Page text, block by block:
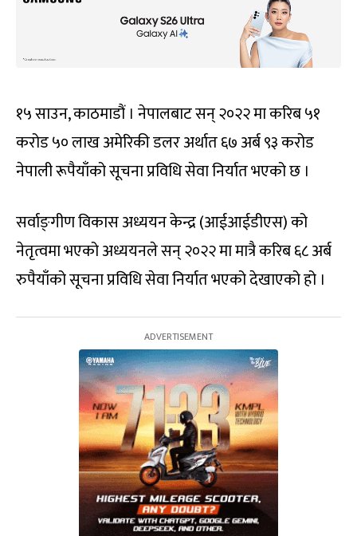
१५ साउन, काठमाडौं । नेपालबाट सन् २०२२ मा करिब ५१
करोड ५० लाख अमेरिकी डलर अर्थात ६७ अर्ब ९३ करोड
नेपाली रूपैयाँको सूचना प्रविधि सेवा निर्यात भएको छ ।
सर्वाङ्‍गीण विकास अध्ययन केन्द्र (आईआईडीएस) को
नेतृत्वमा भएको अध्ययनले सन् २०२२ मा मात्रै करिब ६८ अर्ब
रुपैयाँको सूचना प्रविधि सेवा निर्यात भएको देखाएको हो ।